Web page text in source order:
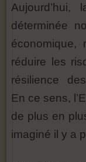
déterminée
réduire les
résilience
En ce sens,
de plus en
imaginé il y a